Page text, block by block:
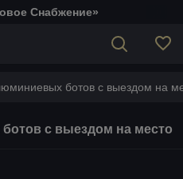
Снабжение»
ботов с выездом на
с выездом на место